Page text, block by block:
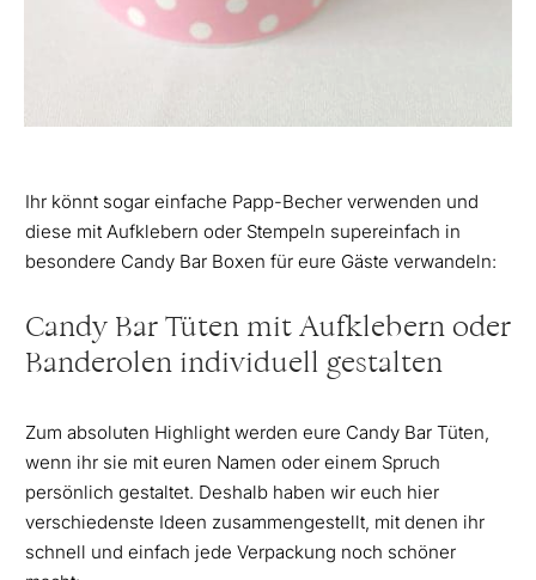
Ihr könnt sogar einfache Papp-Becher verwenden und
diese mit Aufklebern oder Stempeln supereinfach in
besondere Candy Bar Boxen für eure Gäste verwandeln:
Candy Bar Tüten mit Aufklebern oder
Banderolen individuell gestalten
Zum absoluten Highlight werden eure Candy Bar Tüten,
wenn ihr sie mit euren Namen oder einem Spruch
persönlich gestaltet. Deshalb haben wir euch hier
verschiedenste Ideen zusammengestellt, mit denen ihr
schnell und einfach jede Verpackung noch schöner